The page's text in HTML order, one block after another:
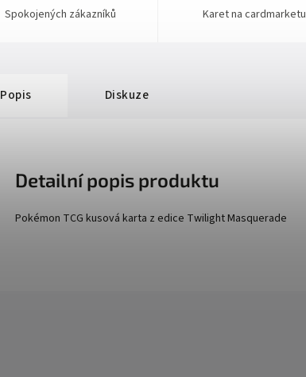
Spokojených zákazníků Karet na cardmarketu
Popis Diskuze
Detailní popis produktu
Pokémon TCG kusová karta z edice Twilight Masquerade